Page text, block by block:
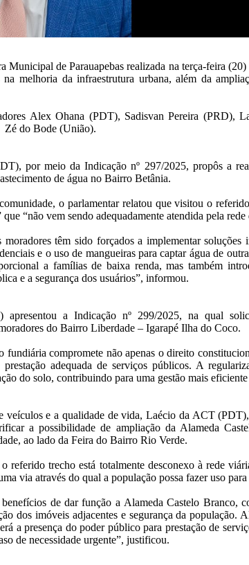
Municipal de Parauapebas realizada na terça-feira
na melhoria da infraestrutura urbana, além da
Alex Ohana (PDT), Sadisvan Pereira (PRD),
Zé do Bode (União).
por meio da Indicação nº 297/2025, propôs a
de água no Bairro Betânia.
o parlamentar relatou que visitou o
que “não vem sendo adequadamente atendida pela
moradores têm sido forçados a implementar
e o uso de mangueiras para captar água de
a famílias de baixa renda, mas também
e a segurança dos usuários”, informou.
apresentou a Indicação nº 299/2025, na qual
do Bairro Liberdade – Igarapé Ilha do Coco.
fundiária compromete não apenas o direito
adequada de serviços públicos. A
do solo, contribuindo para uma gestão mais
veículos e a qualidade de vida, Laécio da ACT
a possibilidade de ampliação da Alameda
ao lado da Feira do Bairro Rio Verde.
referido trecho está totalmente desconexo à rede
via através do qual a população possa fazer uso para
de dar função a Alameda Castelo Branco,
dos imóveis adjacentes e segurança da população.
a presença do poder público para prestação de
de necessidade urgente”, justificou.